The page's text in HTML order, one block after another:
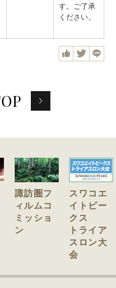
す。ご了承
ください。
F
a
T
w
L
I
へ
諏訪圏フ
ィルムコ
ミッショ
ン
スワコエ
イトピー
クス
トライア
スロン大
会